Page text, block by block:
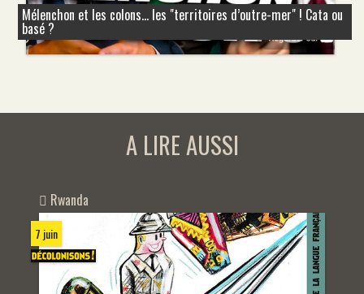
Mélenchon et les colons... les "territoires d’outre-mer" ! Cata ou
basé ?
A LIRE AUSSI
Rwanda
7 juin